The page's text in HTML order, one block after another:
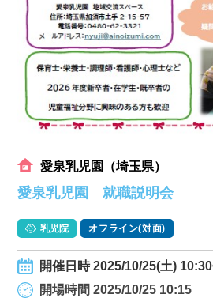
愛泉乳児園（埼玉県）
愛泉乳児園 就職説明会
乳児院 オフライン(対面)
開催日時 2025/10/25(土)
開場時間 2025/10/25 10:15